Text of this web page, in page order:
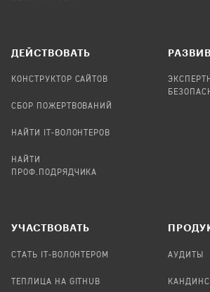
ДЕЙСТВОВАТЬ
КОНСТРУКТОР САЙТОВ
СБОР ПОЖЕРТВОВАНИЙ
НАЙТИ IT-ВОЛОНТЕРОВ
НАЙТИ
ПРОФ.ПОДРЯДЧИКА
УЧАСТВОВАТЬ
СТАТЬ IT-ВОЛОНТЕРОМ
ТЕПЛИЦА НА GITHUB
АУДИТЫ